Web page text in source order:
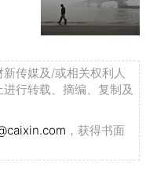
传媒及/或相关权利人
行转载、摘编、复制及
，获得书面